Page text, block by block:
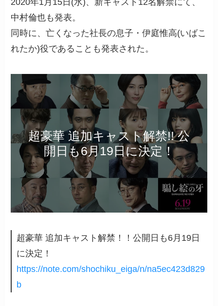
2020年1月15日(水)、新キャスト12名解禁にて、
中村倫也も発表。
同時に、亡くなった社長の息子・伊庭惟高(いばこ
れたか)役であることも発表された。
超豪華 追加キャスト解禁!! 公
開日も6月19日に決定！
超豪華 追加キャスト解禁！！公開日も6月19日
に決定！
https://note.com/shochiku_eiga/n/na5ec423d829
b